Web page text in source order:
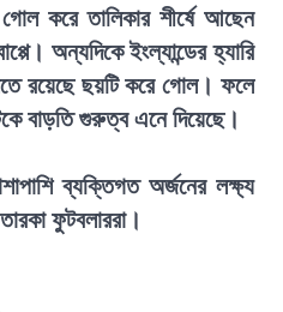
করে তালিকার শীর্ষে আছেন
অন্যদিকে ইংল্যান্ডের হ্যারি
রয়েছে ছয়টি করে গোল। ফলে
বাড়তি গুরুত্ব এনে দিয়েছে।
ব্যক্তিগত অর্জনের লক্ষ্য
ফুটবলাররা।